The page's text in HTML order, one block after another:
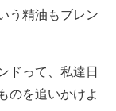
う精油もブレン
ドって、私達日
のを追いかけよ